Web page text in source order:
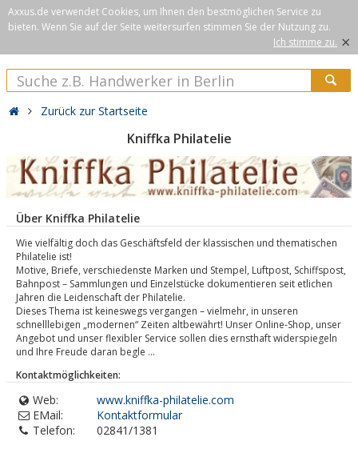
Axxus.de verwendet Cookies, um Ihnen den bestmöglichen Service zu
bieten. Wenn Sie auf der Seite weitersurfen stimmen Sie der Nutzung zu.
Ich stimme zu. ×
Zurück zur Startseite
Kniffka Philatelie
Über Kniffka Philatelie
Wie vielfältig doch das Geschäftsfeld der klassischen und thematischen
Philatelie ist!
Motive, Briefe, verschiedenste Marken und Stempel, Luftpost, Schiffspost,
Bahnpost – Sammlungen und Einzelstücke dokumentieren seit etlichen
Jahren die Leidenschaft der Philatelie.
Dieses Thema ist keineswegs vergangen – vielmehr, in unseren
schnelllebigen „modernen“ Zeiten altbewährt! Unser Online-Shop, unser
Angebot und unser flexibler Service sollen dies ernsthaft widerspiegeln
und Ihre Freude daran begle ...
Kontaktmöglichkeiten:
Web:
www.kniffka-philatelie.com
EMail:
Kontaktformular
Telefon:
02841/1381